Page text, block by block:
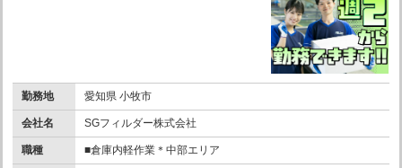
勤務地 愛知県 小牧市
会社名 SGフィルダー株式会社
職種 ■倉庫内軽作業＊中部エリア